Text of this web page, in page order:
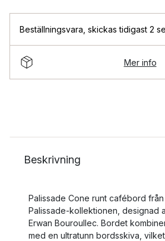
Beställningsvara skickas tidigast 2
Mer info
Beskrivning
Palissade Cone runt cafébord
Palissade-kollektionen, designad
Erwan Bouroullec. Bordet
med en ultratunn bordsskiva,